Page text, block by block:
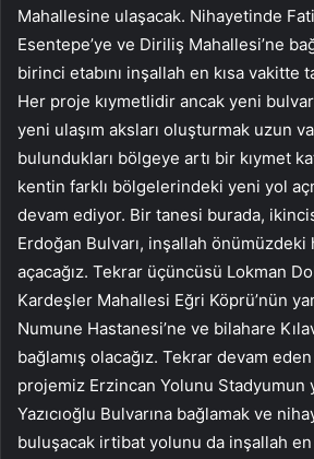
Mahallesine ulaşacak. Nihayetinde
Esentepe’ye ve Diriliş Mahallesi’ne
birinci etabını inşallah en kısa vakitte
Her proje kıymetlidir ancak yeni
yeni ulaşım aksları oluşturmak uzun
bulundukları bölgeye artı bir kıymet
kentin farklı bölgelerindeki yeni yol
devam ediyor. Bir tanesi burada,
Erdoğan Bulvarı, inşallah önümüzdeki
açacağız. Tekrar üçüncüsü Lokman
Kardeşler Mahallesi Eğri Köprü’nün
Numune Hastanesi’ne ve bilahare
bağlamış olacağız. Tekrar devam
projemiz Erzincan Yolunu Stadyumun
Yazıcıoğlu Bulvarına bağlamak ve
buluşacak irtibat yolunu da inşallah